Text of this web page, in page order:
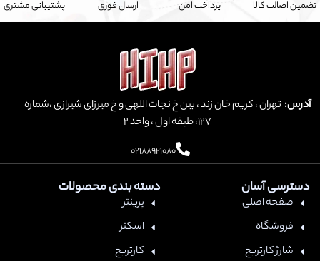
تضمین اصالت کالا پرداخت امن ارسال فوری پشتیبانی مشتری
آدرس: تهران ، کریم خان زند ، بین خ نجات اللهی و خ میرزای شیرازی ،شماره
127، طبقه اول ، واحد ۲
02188921080
دسترسی آسان
صفحه اصلی
فروشگاه
شارژ کارتریج
دسته بندی محصولات
پرینتر
اسکنر
کارتریج